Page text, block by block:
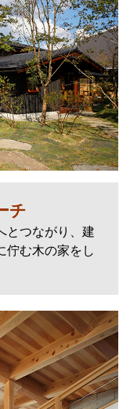
チ
とつながり、建
佇む木の家をし